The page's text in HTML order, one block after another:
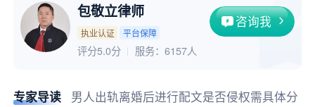
包敬立律师
执业认证 平台保障
咨询我
评分5.0分 服务： 6157人
专家导读
男人出轨离婚后进行配文是否侵权需具体分